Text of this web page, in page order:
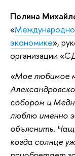
Полина
«
экономике»,
организации
«Мое любимое
собором и
люблю именно
объяснить.
когда солнце